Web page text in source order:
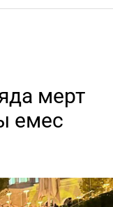
мерт
емес